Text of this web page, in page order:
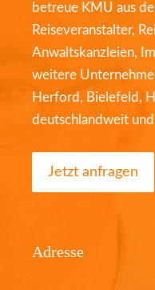
betreue KMU aus
Reiseveranstalter,
Anwaltskanzleien,
weitere
Herford, Bielefeld,
deutschlandweit
Jetzt anfragen
Adresse